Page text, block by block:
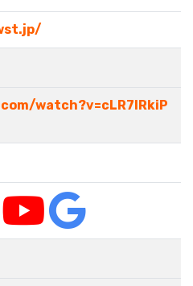
watch?v=cLR7lRkiP